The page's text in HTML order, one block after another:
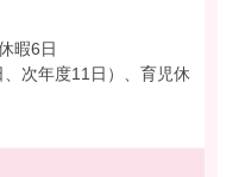
暇6日
次年度11日）、育児休